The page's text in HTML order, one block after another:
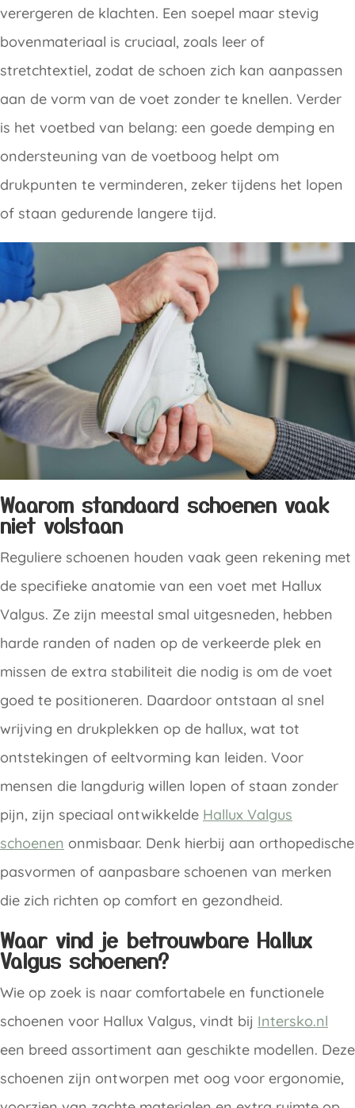
verergeren de klachten. Een soepel maar stevig
bovenmateriaal is cruciaal, zoals leer of
stretchtextiel, zodat de schoen zich kan aanpassen
aan de vorm van de voet zonder te knellen. Verder
is het voetbed van belang: een goede demping en
ondersteuning van de voetboog helpt om
drukpunten te verminderen, zeker tijdens het lopen
of staan gedurende langere tijd.
Waarom standaard schoenen vaak
niet volstaan
Reguliere schoenen houden vaak geen rekening met
de specifieke anatomie van een voet met Hallux
Valgus. Ze zijn meestal smal uitgesneden, hebben
harde randen of naden op de verkeerde plek en
missen de extra stabiliteit die nodig is om de voet
goed te positioneren. Daardoor ontstaan al snel
wrijving en drukplekken op de hallux, wat tot
ontstekingen of eeltvorming kan leiden. Voor
mensen die langdurig willen lopen of staan zonder
pijn, zijn speciaal ontwikkelde Hallux Valgus
schoenen onmisbaar. Denk hierbij aan orthopedische
pasvormen of aanpasbare schoenen van merken
die zich richten op comfort en gezondheid.
Waar vind je betrouwbare Hallux
Valgus schoenen?
Wie op zoek is naar comfortabele en functionele
schoenen voor Hallux Valgus, vindt bij Intersko.nl
een breed assortiment aan geschikte modellen. Deze
schoenen zijn ontworpen met oog voor ergonomie,